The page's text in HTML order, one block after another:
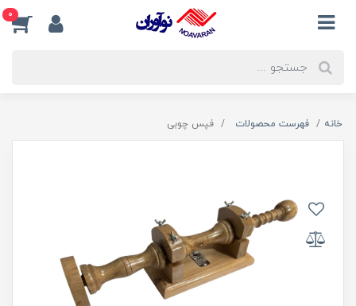
0
خانه فهرست محصولات فپس چوبی